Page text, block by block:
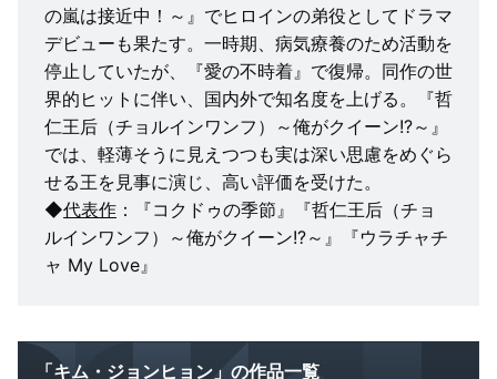
の嵐は接近中！～』でヒロインの弟役としてドラマ
デビューも果たす。一時期、病気療養のため活動を
停止していたが、『愛の不時着』で復帰。同作の世
界的ヒットに伴い、国内外で知名度を上げる。『哲
仁王后（チョルインワンフ）～俺がクイーン!?～』
では、軽薄そうに見えつつも実は深い思慮をめぐら
せる王を見事に演じ、高い評価を受けた。
◆代表作 ：『コクドゥの季節』『哲仁王后（チョ
ルインワンフ）～俺がクイーン!?～』『ウラチャチ
ャ My Love』
「キム・ジョンヒョン」の作品一覧